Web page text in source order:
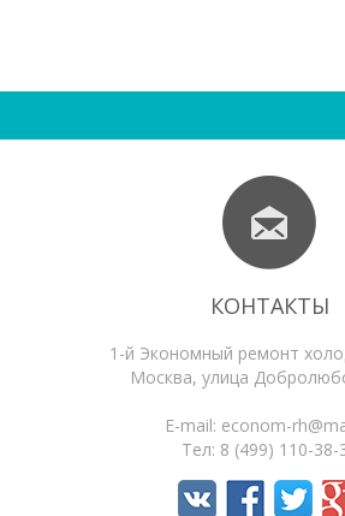
КОНТАКТЫ
1-й Экономный ремонт
Москва, улица
E-mail: econom-
Тел: 8 (499) 110-38-